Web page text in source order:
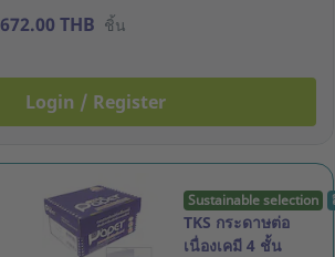
672.00 THB ชิ้น
Login / Register
Sustainable selection
TKS กระดาษต่อ
เนื่องเคมี 4 ชั้น